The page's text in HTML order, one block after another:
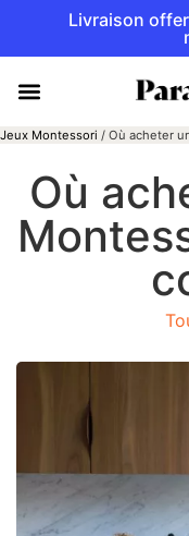
Livraison
Jeux Montessori / Où acheter
Où